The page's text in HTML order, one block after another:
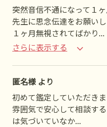
突然音信不通になって１
先生に思念伝達をお願いし
１ヶ月無視されてばかり...
さらに表示する
匿名様 より
初めて鑑定していただき
雰囲気で安心して相談す
は気づいていなか...